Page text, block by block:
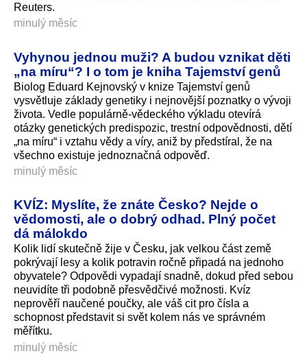
Reuters.
minulý měsíc
Vyhynou jednou muži? A budou vznikat děti
„na míru“? I o tom je kniha Tajemství genů
Biolog Eduard Kejnovský v knize Tajemství genů
vysvětluje základy genetiky i nejnovější poznatky o vývoji
života. Vedle populárně-vědeckého výkladu otevírá
otázky genetických predispozic, trestní odpovědnosti, dětí
„na míru“ i vztahu vědy a víry, aniž by předstíral, že na
všechno existuje jednoznačná odpověď.
minulý měsíc
KVÍZ: Myslíte, že znáte Česko? Nejde o
vědomosti, ale o dobrý odhad. Plný počet
dá málokdo
Kolik lidí skutečně žije v Česku, jak velkou část země
pokrývají lesy a kolik potravin ročně připadá na jednoho
obyvatele? Odpovědi vypadají snadně, dokud před sebou
neuvidíte tři podobně přesvědčivé možnosti. Kvíz
neprověří naučené poučky, ale váš cit pro čísla a
schopnost představit si svět kolem nás ve správném
měřítku.
minulý měsíc